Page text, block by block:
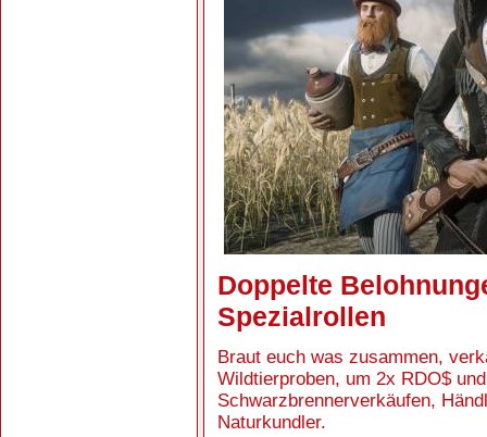
Doppelte
Spezialrollen
Braut euch was zusammen,
Wildtierproben, um 2x RDO$
Schwarzbrennerverkäufen,
Naturkundler.